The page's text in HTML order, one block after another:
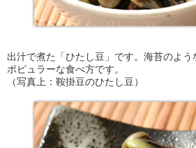
出汁で煮た「ひたし豆」です。海苔のよ
ポピュラーな食べ方です。
（写真上：鞍掛豆のひたし豆）